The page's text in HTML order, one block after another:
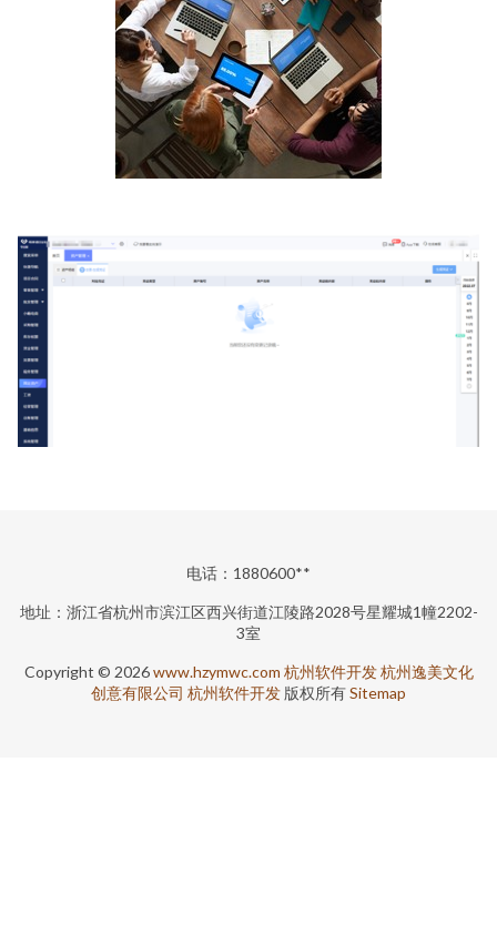
电话：1880600**
地址：浙江省杭州市滨江区西兴街道江陵路2028号星耀城1幢2202-
3室
Copyright © 2026www.hzymwc.com 杭州软件开发 杭州逸美文化
创意有限公司 杭州软件开发 版权所有Sitemap